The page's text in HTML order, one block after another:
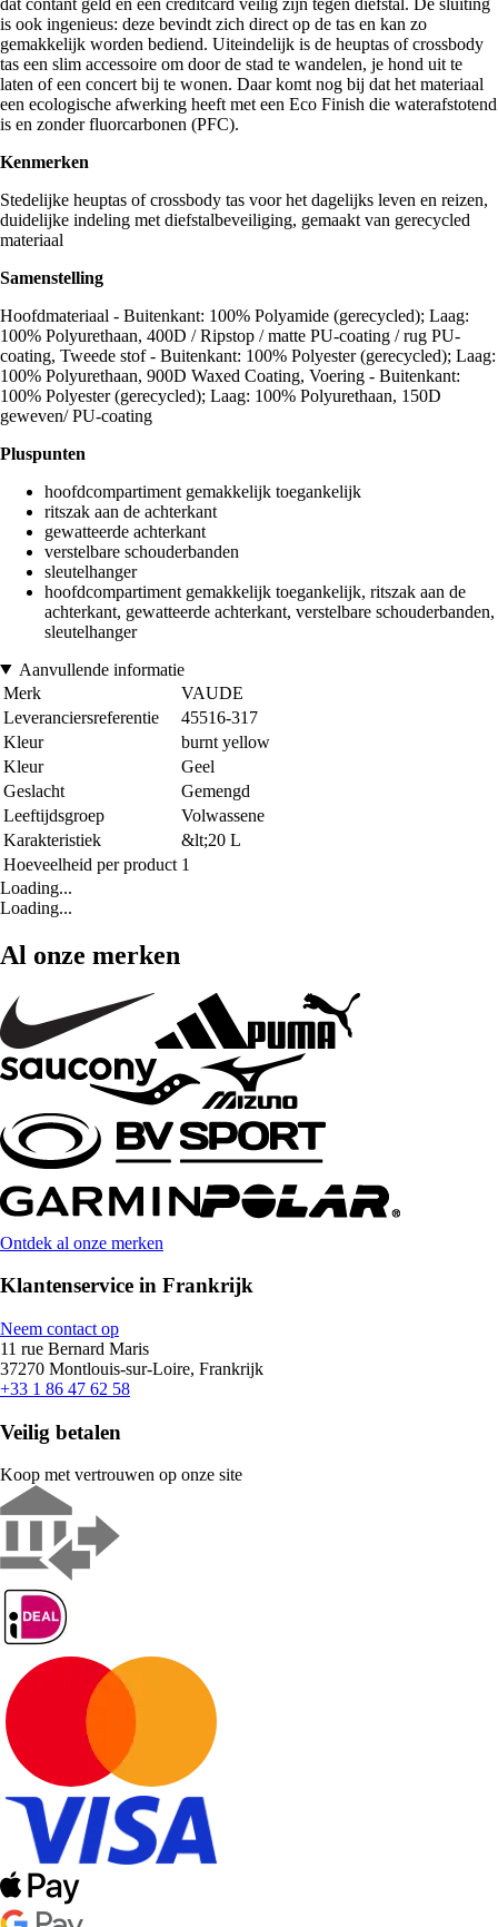
is ook ingenieus: deze bevindt zich direct op de tas en kan zo
gemakkelijk worden bediend. Uiteindelijk is de heuptas of crossbody
tas een slim accessoire om door de stad te wandelen, je hond uit te
laten of een concert bij te wonen. Daar komt nog bij dat het materiaal
een ecologische afwerking heeft met een Eco Finish die waterafstotend
is en zonder fluorcarbonen (PFC).
Kenmerken
Stedelijke heuptas of crossbody tas voor het dagelijks leven en reizen,
duidelijke indeling met diefstalbeveiliging, gemaakt van gerecycled
materiaal
Samenstelling
Hoofdmateriaal - Buitenkant: 100% Polyamide (gerecycled); Laag:
100% Polyurethaan, 400D / Ripstop / matte PU-coating / rug PU-
coating, Tweede stof - Buitenkant: 100% Polyester (gerecycled); Laag:
100% Polyurethaan, 900D Waxed Coating, Voering - Buitenkant:
100% Polyester (gerecycled); Laag: 100% Polyurethaan, 150D
geweven/ PU-coating
Pluspunten
hoofdcompartiment gemakkelijk toegankelijk
ritszak aan de achterkant
gewatteerde achterkant
verstelbare schouderbanden
sleutelhanger
hoofdcompartiment gemakkelijk toegankelijk, ritszak aan de
achterkant, gewatteerde achterkant, verstelbare schouderbanden,
sleutelhanger
Aanvullende informatie
Merk
VAUDE
Leveranciersreferentie
45516-317
Kleur
burnt yellow
Kleur
Geel
Geslacht
Gemengd
Leeftijdsgroep
Volwassene
Karakteristiek
&lt;20 L
Hoeveelheid per product 1
Loading...
Loading...
Al onze merken
Ontdek al onze merken
Klantenservice in Frankrijk
Neem contact op
11 rue Bernard Maris
37270 Montlouis-sur-Loire, Frankrijk
+33 1 86 47 62 58
Veilig betalen
Koop met vertrouwen op onze site